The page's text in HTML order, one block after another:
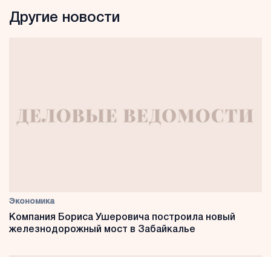
Другие новости
Экономика
Компания Бориса Ушеровича построила новый
железнодорожный мост в Забайкалье